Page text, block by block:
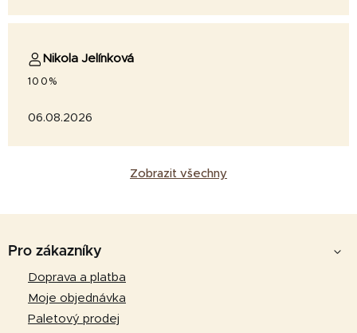
Nikola Jelínková
100%
06.08.2026
Zobrazit všechny
Pro zákazníky
Doprava a platba
Moje objednávka
Paletový prodej